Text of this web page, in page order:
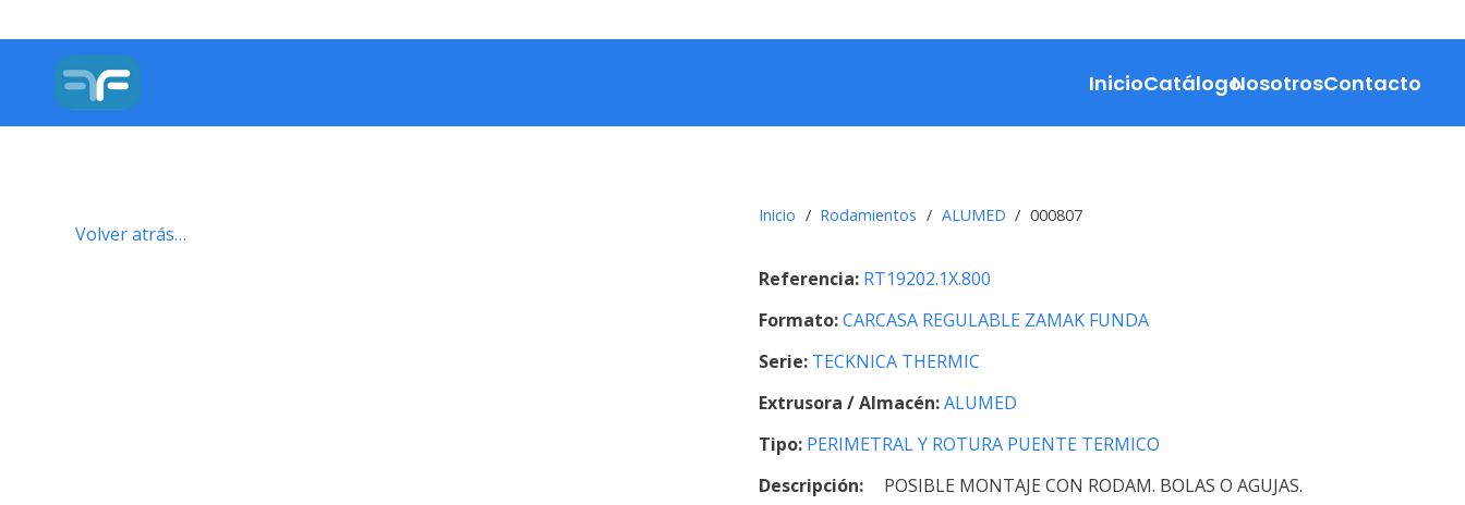
InicioCatálogoNosotrosContacto
Volver atrás…
Inicio / Rodamientos / ALUMED / 000807
Referencia: RT19202.1X.800
Formato:CARCASA REGULABLE ZAMAK FUNDA
Serie: TECKNICA THERMIC
Extrusora / Almacén:ALUMED
Tipo: PERIMETRAL Y ROTURA PUENTE TERMICO
Descripción:
POSIBLE MONTAJE CON RODAM. BOLAS O AGUJAS.